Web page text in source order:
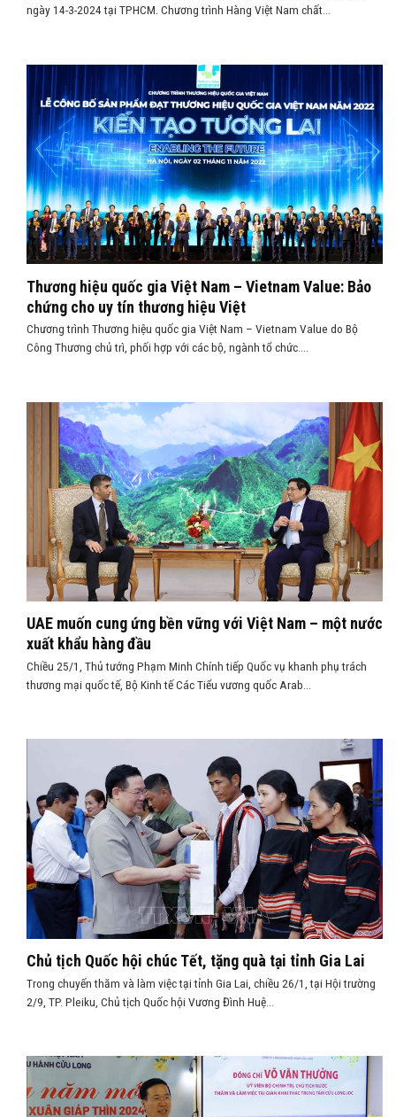
ngày 14-3-2024 tại TPHCM. Chương trình Hàng Việt Nam chất...
Thương hiệu quốc gia Việt Nam – Vietnam Value: Bảo
chứng cho uy tín thương hiệu Việt
Chương trình Thương hiệu quốc gia Việt Nam – Vietnam Value do Bộ
Công Thương chủ trì, phối hợp với các bộ, ngành tổ chức....
UAE muốn cung ứng bền vững với Việt Nam – một nước
xuất khẩu hàng đầu
Chiều 25/1, Thủ tướng Phạm Minh Chính tiếp Quốc vụ khanh phụ trách
thương mại quốc tế, Bộ Kinh tế Các Tiểu vương quốc Arab...
Chủ tịch Quốc hội chúc Tết, tặng quà tại tỉnh Gia Lai
Trong chuyến thăm và làm việc tại tỉnh Gia Lai, chiều 26/1, tại Hội trường
2/9, TP. Pleiku, Chủ tịch Quốc hội Vương Đình Huệ...